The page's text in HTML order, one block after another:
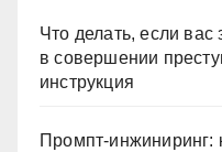
Что делать, если
в совершении
инструкция
Промпт-инжиниринг: